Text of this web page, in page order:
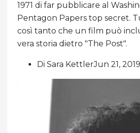
1971 di far pubblicare al
Pentagon Papers top secret.
così tanto che un film può
vera storia dietro "The Post".
Di Sara KettlerJun 21, 2019